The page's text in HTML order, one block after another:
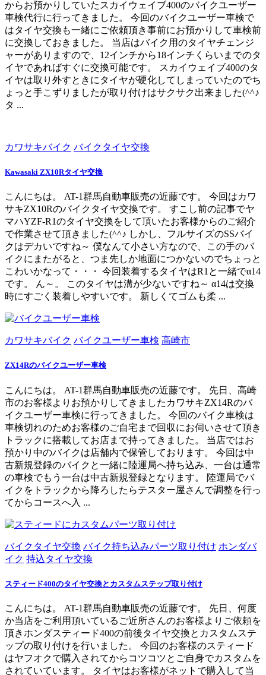
からお預かりしていたスカイウェイブ400のバイクユーザー
車検代行に行ってきました。 今回のバイクユーザー車検で
はタイヤ交換も一緒にご依頼頂き事前にお預かりして車検前
に交換しておきました。 当店はバイク用のタイヤチェンジ
ャーがありますので、12インチから18インチくらいまでのタ
イヤであればすぐに交換可能です。 スカイウェイブ400のタ
イヤは取り外すときにタイヤが硬化してしまっていたのでち
ょっと手こずりましたが取り付けはサクサク出来ました(^^♪
タ ...
カワサキバイク バイクタイヤ交換
Kawasaki ZX10Rタイヤ交換
こんにちは。 AT-1群馬自動車販売の近藤です。 今回はカワ
サキZX10Rのバイクタイヤ交換です。 すこし前の記事でヤ
マハYZF-R1のタイヤ交換をして頂いたお客様からのご紹介
で作業させて頂きました(^^♪ しかし、フルサイズのSSバイ
クはデカいですね～ 僕なんて小さい方なので、この手のバ
イクにまたがると、つま先しか地面につかないのでちょっと
こわいかなって・・・ 今回装着するタイヤはR1と一緒でα14
です。 ん～。 このタイヤは溝が少ないですね～ α14は交換
時にすごく装着しやすいです。 新しくてゴムも柔 ...
カワサキバイク バイクユーザー車検 高崎市
ZX14Rのバイクユーザー車検
こんにちは。 AT-1群馬自動車販売の近藤です。 先日、高崎
市のお客様よりお預かりしてきましたカワサキZX14Rのバ
イクユーザー車検に行ってきました。 今回のバイク車検は
車検切れのためお客様のご自宅まで回収にお伺いさせて頂き
トラックに搭載してお店まで持ってきました。 当店ではお
預かり中のバイクは店舗内で保管しております。 今回は中
古新規登録のバイクと一緒に陸運局へ持ち込み、一台は通常
の車検でもう一台は中古新規登録となります。 陸運局でバ
イクをトラックから降ろしたらテスター屋さんで調整を行っ
てからコースへ入 ...
バイクタイヤ交換 バイク持ち込みパーツ取り付け ホンダバ
イク 持込タイヤ交換
スティード400のタイヤ交換とカスタムステップ取り付け
こんにちは。 AT-1群馬自動車販売の近藤です。 先日、何度
か当店をご利用頂いているご近所さんのお客様よりご依頼を
頂きホンダスティード400の前後タイヤ交換とカスタムステ
ップの取り付けを行いました。 今回のお客様のスティード
はヤフオクで購入されてからコツコツとご自身でカスタムを
されていています。 タイヤはお客様がネットで購入して当